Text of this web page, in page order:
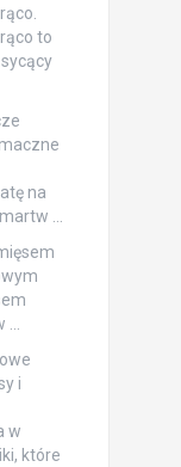
to
na
…
i
w
które